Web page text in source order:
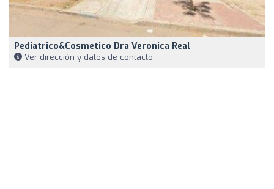
Pediatrico&Cosmetico Dra Veronica Real
Ver dirección y datos de contacto